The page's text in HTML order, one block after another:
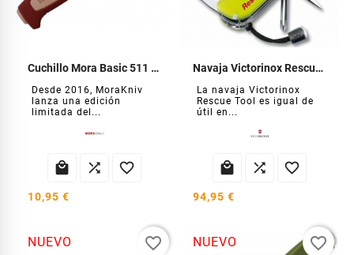
Cuchillo Mora Basic 511 EL-2026
Desde 2016, MoraKniv
lanza una edición
limitada del...
  
10,95 €
Navaja Victorinox Rescue Tool
La navaja Victorinox
Rescue Tool es igual de
útil en...
  
94,95 €
NUEVO favorite_border NUEVO favorite_border